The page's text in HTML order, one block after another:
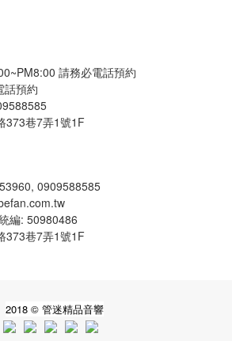
請務必電話預約
話預約
373巷7弄1號1F
0909588585
編: 50980486
373巷7弄1號1F
2018 © 管迷精品音響